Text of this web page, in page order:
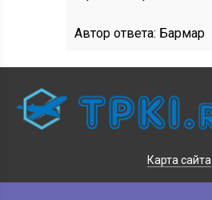
Автор ответа: Бармар
Карта сайта